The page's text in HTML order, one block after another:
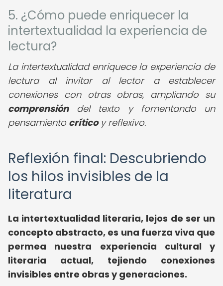
5. ¿Cómo puede enriquecer la
intertextualidad la experiencia de
lectura?
La intertextualidad enriquece la experiencia de
lectura al invitar al lector a establecer
conexiones con otras obras, ampliando su
comprensióndel texto y fomentando un
pensamiento críticoy reflexivo.
Reflexión final: Descubriendo
los hilos invisibles de la
literatura
La intertextualidad literaria, lejos de ser un
concepto abstracto, es una fuerza viva que
permea nuestra experiencia cultural y
literaria actual, tejiendo conexiones
invisibles entre obras y generaciones.